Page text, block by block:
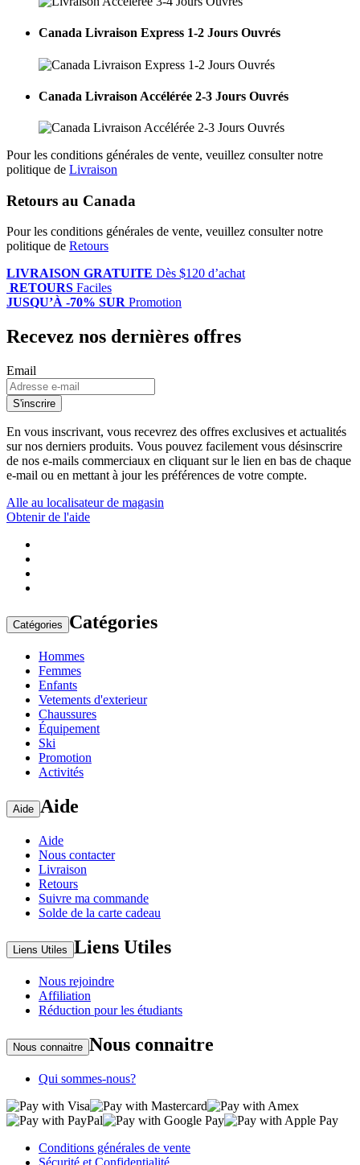
Canada Livraison Express 1-2 Jours Ouvrés
Canada Livraison Accélérée 2-3 Jours Ouvrés
Pour les conditions générales de vente, veuillez consulter notre
politique de Livraison
Retours au Canada
Pour les conditions générales de vente, veuillez consulter notre
politique de Retours
LIVRAISON GRATUITE Dès $120 d’achat
RETOURS Faciles
JUSQU’À -70% SUR Promotion
Recevez nos dernières offres
Email
S'inscrire
En vous inscrivant, vous recevrez des offres exclusives et actualités
sur nos derniers produits. Vous pouvez facilement vous désinscrire
de nos e-mails commerciaux en cliquant sur le lien en bas de chaque
e-mail ou en mettant à jour les préférences de votre compte.
Alle au localisateur de magasin
Obtenir de l'aide
Catégories Catégories
Hommes
Femmes
Enfants
Vetements d'exterieur
Chaussures
Équipement
Ski
Promotion
Activités
Aide Aide
Aide
Nous contacter
Livraison
Retours
Suivre ma commande
Solde de la carte cadeau
Liens Utiles Liens Utiles
Nous rejoindre
Affiliation
Réduction pour les étudiants
Nous connaitre Nous connaitre
Qui sommes-nous?
Conditions générales de vente
Sécurité et Confidentialité